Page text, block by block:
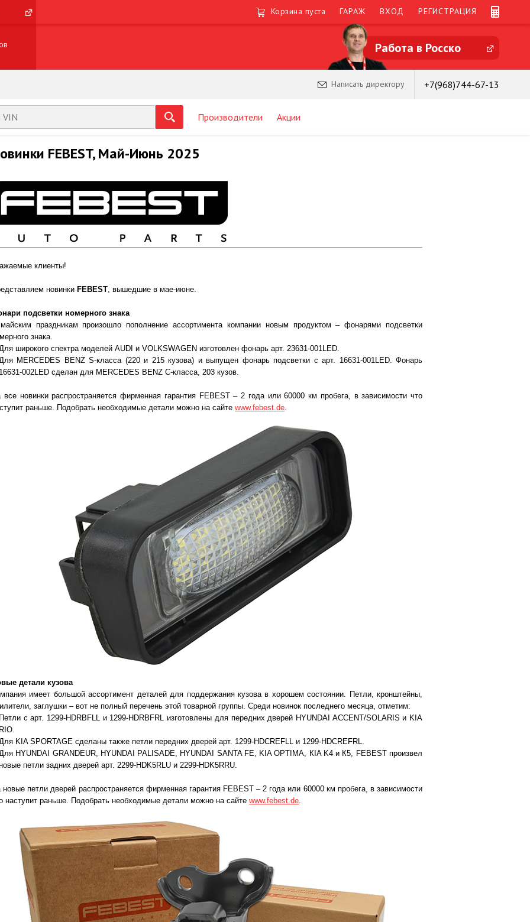
Корзина пуста ГАРАЖ ВХОД РЕГИСТРАЦИЯ
Работа в Росско
Написать директору +7(968)744-67-13
Производители Акции
FEBEST, Май-Июнь 2025
клиенты!
новинки FEBEST, вышедшие в мае-июне.
подсветки номерного знака
праздникам произошло пополнение ассортимента компании новым продуктом – фонарями подсветки
знака.
широкого спектра моделей AUDI и VOLKSWAGEN изготовлен фонарь арт. 23631-001LED.
MERCEDES BENZ S-класса (220 и 215 кузова) и выпущен фонарь подсветки с арт. 16631-001LED. Фонарь
16631-002LED сделан для MERCEDES BENZ С-класса, 203 кузов.
все новинки распространяется фирменная гарантия FEBEST – 2 года или 60000 км пробега, в зависимости что
раньше. Подобрать необходимые детали можно на сайте www.febest.de.
детали кузова
имеет большой ассортимент деталей для поддержания кузова в хорошем состоянии. Петли, кронштейны,
заглушки – вот не полный перечень этой товарной группы. Среди новинок последнего месяца, отметим:
Петли с арт. 1299-HDRBFLL и 1299-HDRBFRL изготовлены для передних дверей HYUNDAI ACCENT/SOLARIS и KIA
RIO.
KIA SPORTAGE сделаны также петли передних дверей арт. 1299-HDCREFLL и 1299-HDCREFRL.
HYUNDAI GRANDEUR, HYUNDAI PALISADE, HYUNDAI SANTA FE, KIA OPTIMA, КIA K4 и К5, FEBEST произвел
петли задних дверей арт. 2299-HDK5RLU и 2299-HDK5RRU.
новые петли дверей распространяется фирменная гарантия FEBEST – 2 года или 60000 км пробега, в зависимости
наступит раньше. Подобрать необходимые детали можно на сайте www.febest.de.